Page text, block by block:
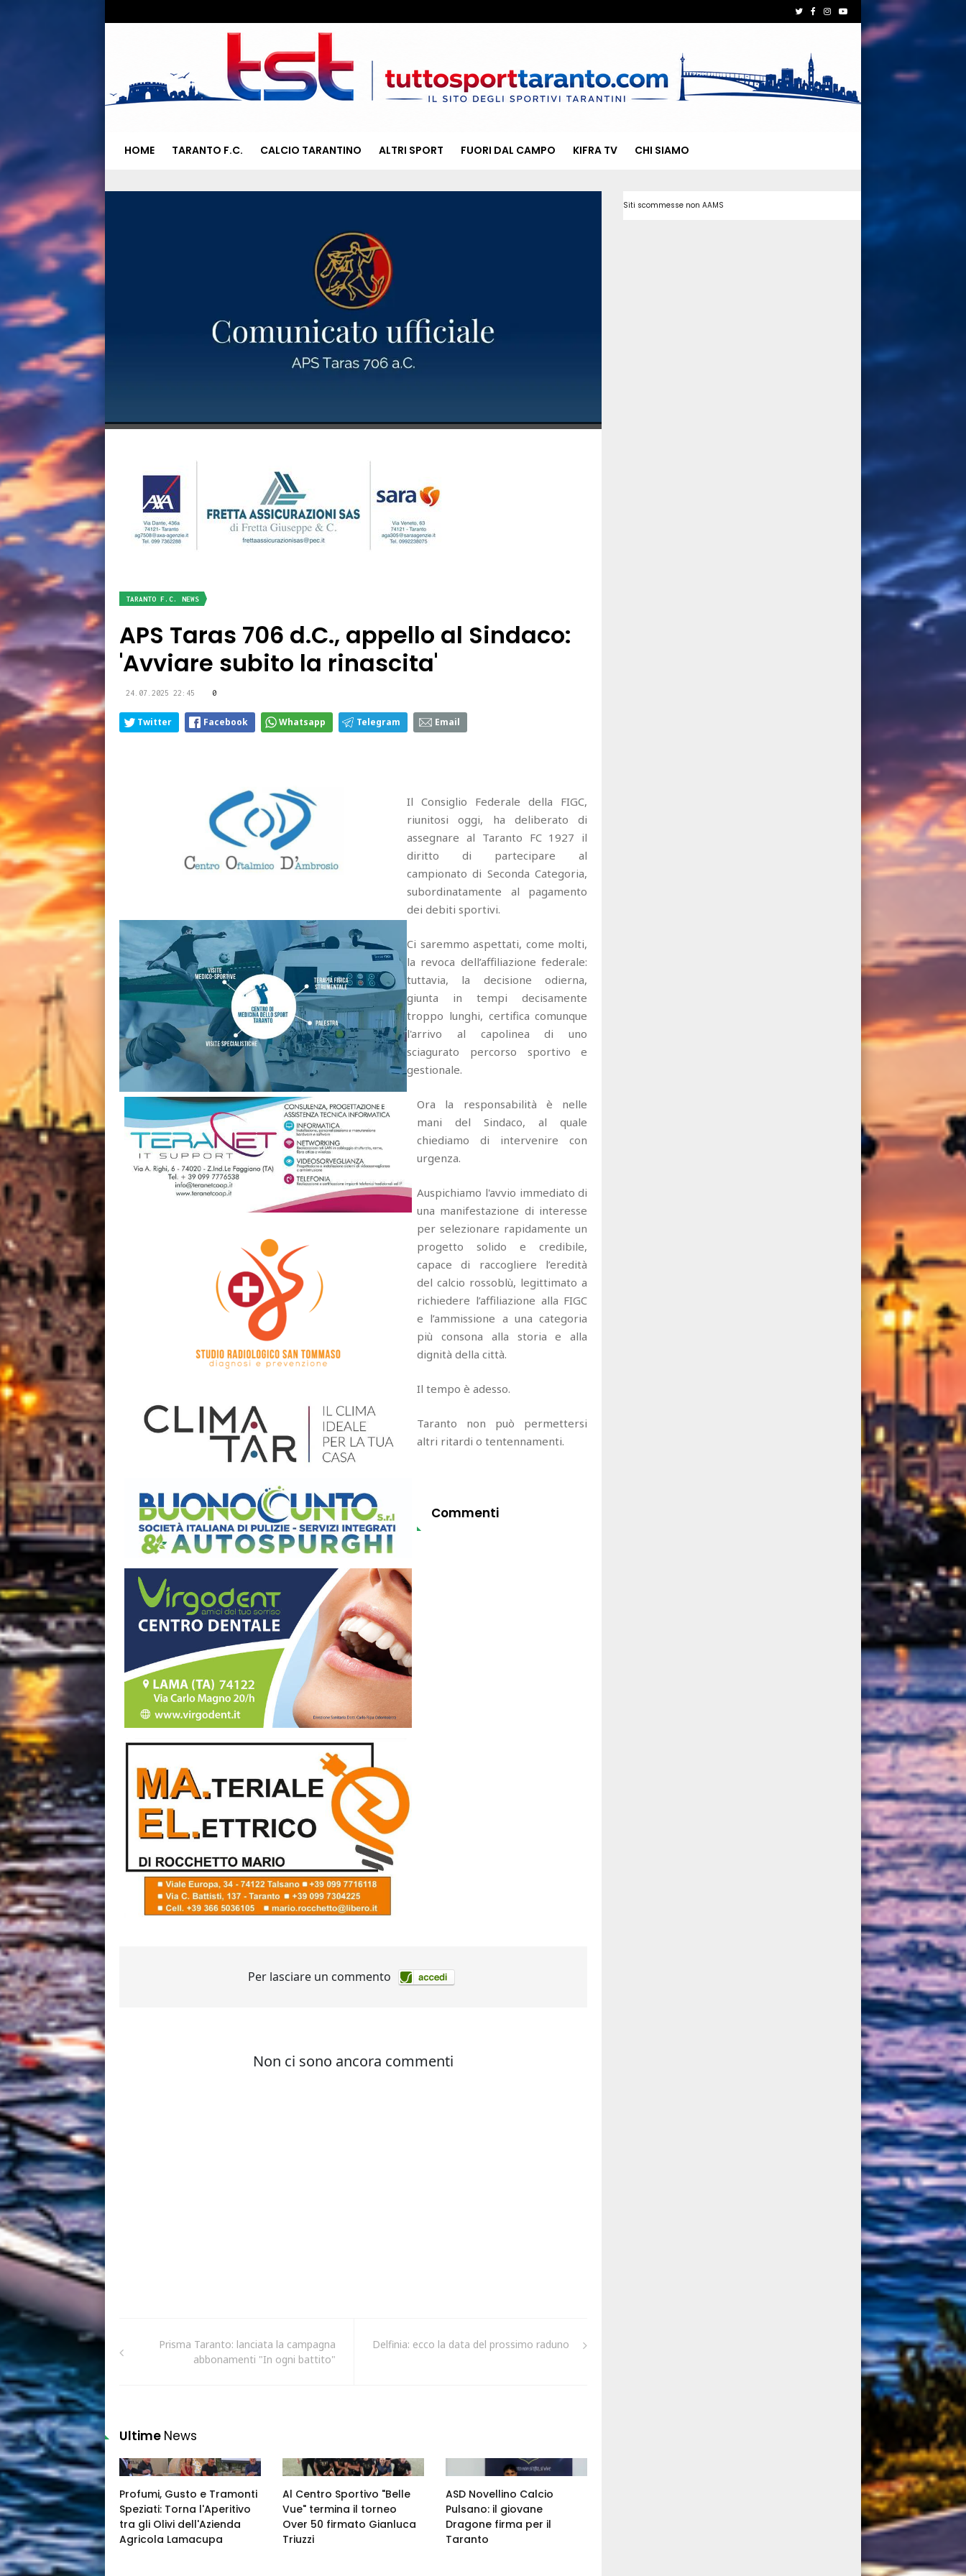
HOME TARANTO F.C. CALCIO TARANTINO ALTRI SPORT FUORI DAL CAMPO KIFRA TV CHI SIAMO
TARANTO F.C. NEWS
APS Taras 706 d.C., appello al Sindaco:
'Avviare subito la rinascita'
24.07.2025 22:45 0
Twitter Facebook Whatsapp Telegram Email
Il Consiglio Federale della FIGC,
riunitosi oggi, ha deliberato di
assegnare al Taranto FC 1927 il
diritto di partecipare al
campionato di Seconda Categoria,
subordinatamente al pagamento
dei debiti sportivi.
Ci saremmo aspettati, come molti,
la revoca dell’affiliazione federale:
tuttavia, la decisione odierna,
giunta in tempi decisamente
troppo lunghi, certifica comunque
l'arrivo al capolinea di uno
sciagurato percorso sportivo e
gestionale.
Ora la responsabilità è nelle
mani del Sindaco, al quale
chiediamo di intervenire con
urgenza.
Auspichiamo l'avvio immediato di
una manifestazione di interesse
per selezionare rapidamente un
progetto solido e credibile,
capace di raccogliere l’eredità
del calcio rossoblù, legittimato a
richiedere l’affiliazione alla FIGC
e l’ammissione a una categoria
più consona alla storia e alla
dignità della città.
Il tempo è adesso.
Taranto non può permettersi
altri ritardi o tentennamenti.
Commenti
Prisma Taranto: lanciata la campagna
abbonamenti "In ogni battito"
Delfinia: ecco la data del prossimo raduno
Ultime News
Profumi, Gusto e Tramonti
Speziati: Torna l'Aperitivo
tra gli Olivi dell'Azienda
Agricola Lamacupa
Al Centro Sportivo "Belle
Vue" termina il torneo
Over 50 firmato Gianluca
Triuzzi
ASD Novellino Calcio
Pulsano: il giovane
Dragone firma per il
Taranto
Siti scommesse non AAMS